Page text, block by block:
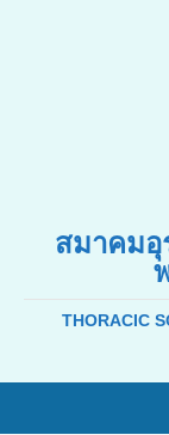
สมาคมอุ
THORACIC